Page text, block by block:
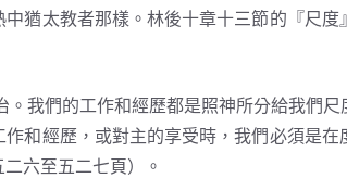
猶太教者那樣。林後十章十三節的『尺
我們的工作和經歷都是照神所分給我們
和經歷，或對主的享受時，我們必須是
六至五二七頁）。